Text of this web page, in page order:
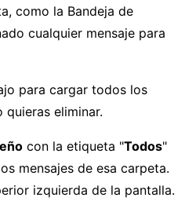
como la Bandeja de
cualquier mensaje para
para cargar todos los
quieras eliminar.
con la etiqueta "Todos"
mensajes de esa carpeta.
izquierda de la pantalla.